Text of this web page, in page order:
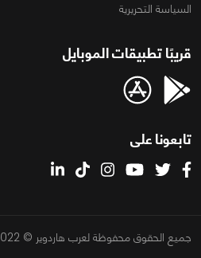
السياسة التحريرية
قريبًا تطبيقات الموبايل
تابعونا على
جميع الحقوق محفوظة لعرب هاردوير © 2022